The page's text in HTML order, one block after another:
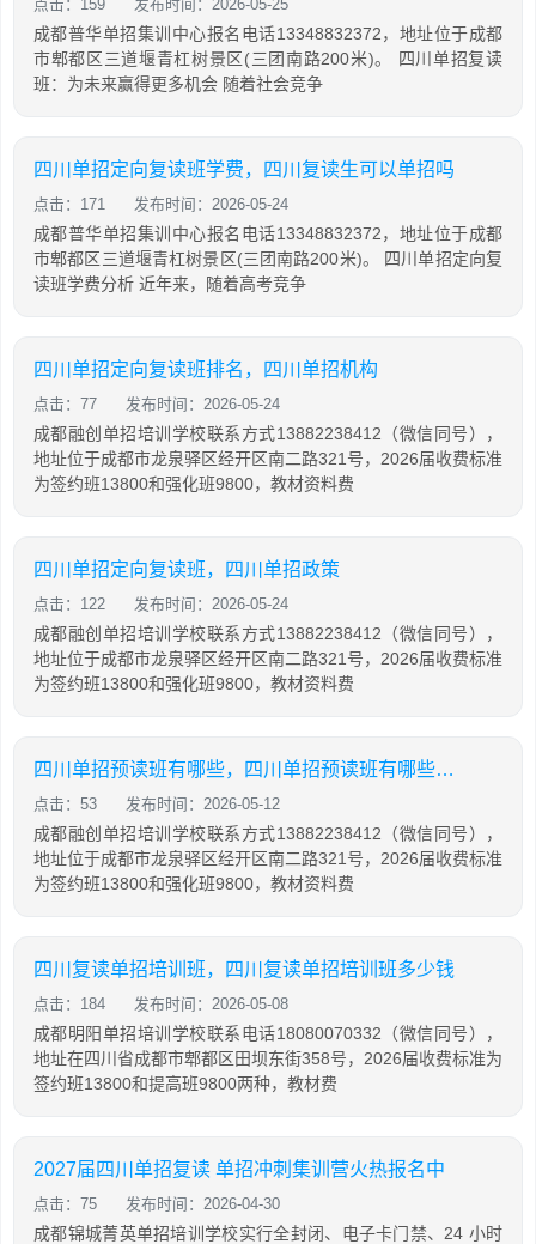
点击：159 发布时间：2026-05-25
成都普华单招集训中心报名电话13348832372，地址位于成都
市郫都区三道堰青杠树景区(三团南路200米)。 四川单招复读
班：为未来赢得更多机会 随着社会竞争
四川单招定向复读班学费，四川复读生可以单招吗
点击：171 发布时间：2026-05-24
成都普华单招集训中心报名电话13348832372，地址位于成都
市郫都区三道堰青杠树景区(三团南路200米)。 四川单招定向复
读班学费分析 近年来，随着高考竞争
四川单招定向复读班排名，四川单招机构
点击：77 发布时间：2026-05-24
成都融创单招培训学校联系方式13882238412（微信同号），
地址位于成都市龙泉驿区经开区南二路321号，2026届收费标准
为签约班13800和强化班9800，教材资料费
四川单招定向复读班，四川单招政策
点击：122 发布时间：2026-05-24
成都融创单招培训学校联系方式13882238412（微信同号），
地址位于成都市龙泉驿区经开区南二路321号，2026届收费标准
为签约班13800和强化班9800，教材资料费
四川单招预读班有哪些，四川单招预读班有哪些科目
点击：53 发布时间：2026-05-12
成都融创单招培训学校联系方式13882238412（微信同号），
地址位于成都市龙泉驿区经开区南二路321号，2026届收费标准
为签约班13800和强化班9800，教材资料费
四川复读单招培训班，四川复读单招培训班多少钱
点击：184 发布时间：2026-05-08
成都明阳单招培训学校联系电话18080070332（微信同号），
地址在四川省成都市郫都区田坝东街358号，2026届收费标准为
签约班13800和提高班9800两种，教材费
2027届四川单招复读 单招冲刺集训营火热报名中
点击：75 发布时间：2026-04-30
成都锦城菁英单招培训学校实行全封闭、电子卡门禁、24 小时